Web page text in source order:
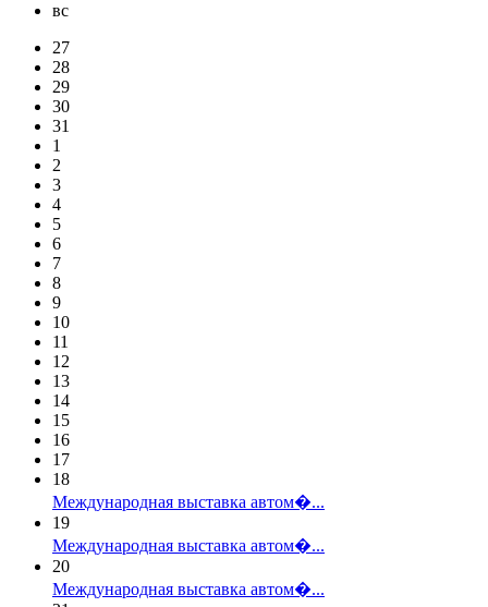
вс
27
28
29
30
31
1
2
3
4
5
6
7
8
9
10
11
12
13
14
15
16
17
18
Международная выставка автом�...
19
Международная выставка автом�...
20
Международная выставка автом�...